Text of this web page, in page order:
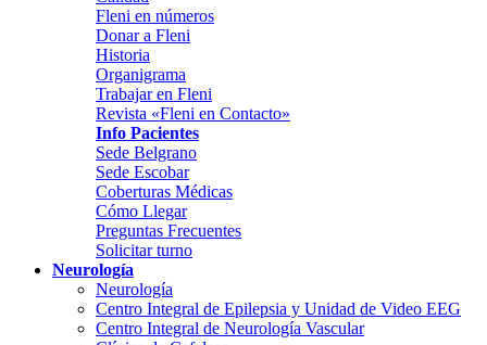
Fleni en números
Donar a Fleni
Historia
Organigrama
Trabajar en Fleni
Revista «Fleni en Contacto»
Info Pacientes
Sede Belgrano
Sede Escobar
Coberturas Médicas
Cómo Llegar
Preguntas Frecuentes
Solicitar turno
Neurología
Neurología
Centro Integral de Epilepsia y Unidad de Video EEG
Centro Integral de Neurología Vascular